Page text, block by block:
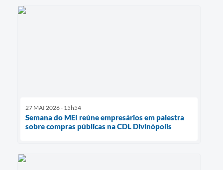
27 MAI 2026 - 15h54
Semana do MEI reúne empresários em palestra
sobre compras públicas na CDL Divinópolis